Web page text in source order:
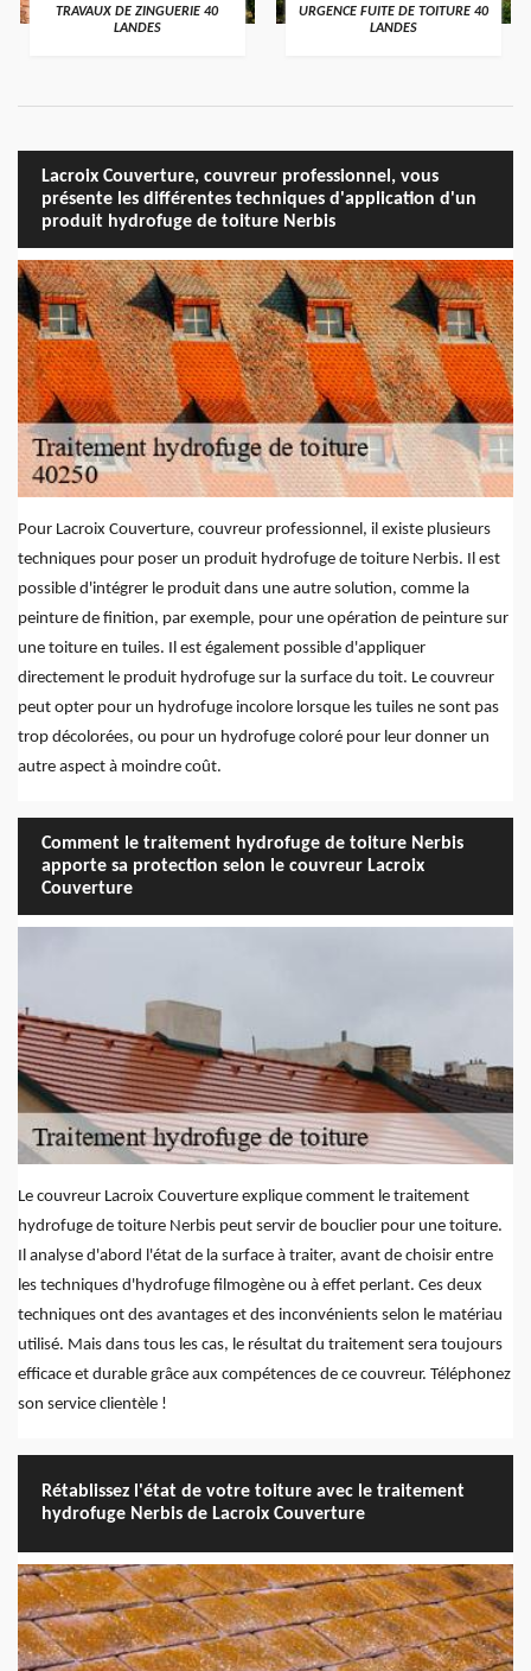
TRAVAUX DE ZINGUERIE 40
LANDES
URGENCE FUITE DE TOITURE 40
LANDES
Lacroix Couverture, couvreur professionnel, vous
présente les différentes techniques d'application d'un
produit hydrofuge de toiture Nerbis
Pour Lacroix Couverture, couvreur professionnel, il existe plusieurs
techniques pour poser un produit hydrofuge de toiture Nerbis. Il est
possible d'intégrer le produit dans une autre solution, comme la
peinture de finition, par exemple, pour une opération de peinture sur
une toiture en tuiles. Il est également possible d'appliquer
directement le produit hydrofuge sur la surface du toit. Le couvreur
peut opter pour un hydrofuge incolore lorsque les tuiles ne sont pas
trop décolorées, ou pour un hydrofuge coloré pour leur donner un
autre aspect à moindre coût.
Comment le traitement hydrofuge de toiture Nerbis
apporte sa protection selon le couvreur Lacroix
Couverture
Le couvreur Lacroix Couverture explique comment le traitement
hydrofuge de toiture Nerbis peut servir de bouclier pour une toiture.
Il analyse d'abord l'état de la surface à traiter, avant de choisir entre
les techniques d'hydrofuge filmogène ou à effet perlant. Ces deux
techniques ont des avantages et des inconvénients selon le matériau
utilisé. Mais dans tous les cas, le résultat du traitement sera toujours
efficace et durable grâce aux compétences de ce couvreur. Téléphonez
son service clientèle !
Rétablissez l'état de votre toiture avec le traitement
hydrofuge Nerbis de Lacroix Couverture